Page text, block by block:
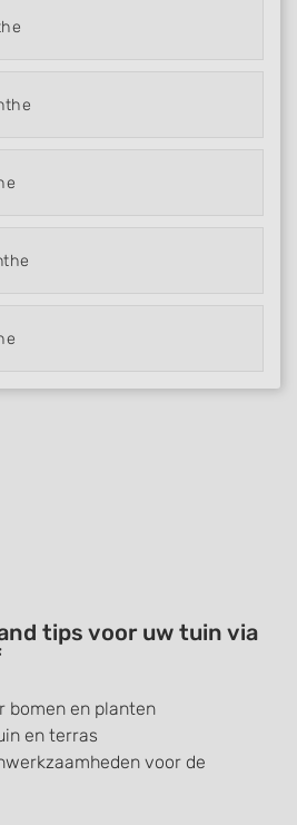
tips voor uw tuin via
bomen en planten
en terras
voor de